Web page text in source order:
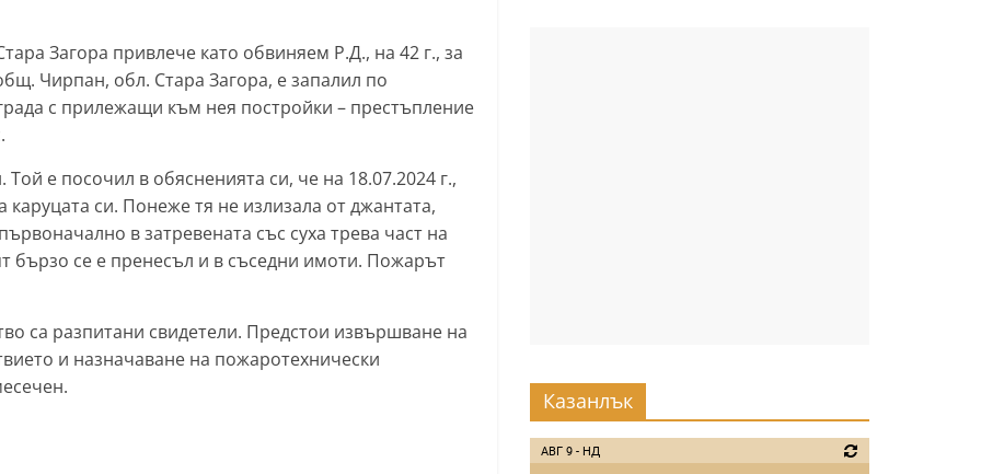
Загора привлече като обвиняем Р.Д., на 42 г., за
Чирпан, обл. Стара Загора, е запалил по
с прилежащи към нея постройки – престъпление
е посочил в обясненията си, че на 18.07.2024 г.,
си. Понеже тя не излизала от джантата,
в затревената със суха трева част на
бързо се е пренесъл и в съседни имоти. Пожарът
са разпитани свидетели. Предстои извършване на
и назначаване на пожаротехнически
Казанлък
АВГ 9 - НД